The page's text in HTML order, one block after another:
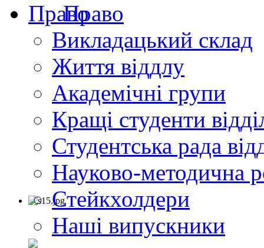
Право
Викладацький склад
Життя віддлу
Академічні групи
Кращі студенти
Студентська рада
Науково-методична
Стейкхолдери
Наші випускники